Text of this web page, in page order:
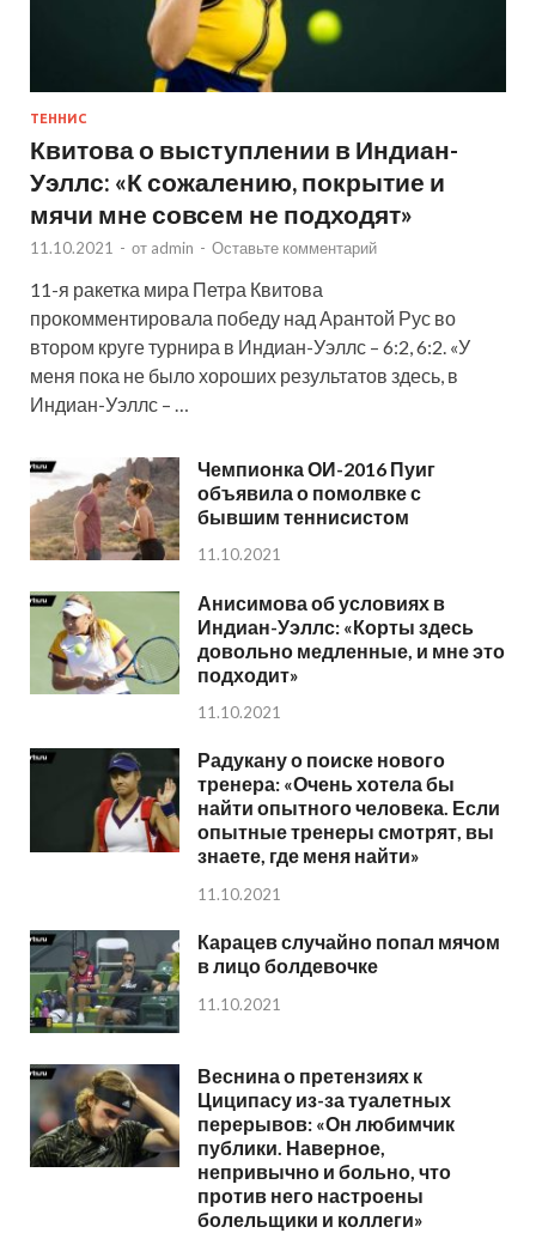
ТЕННИС
Квитова о выступлении в Индиан-
Уэллс: «К сожалению, покрытие и
мячи мне совсем не подходят»
11.10.2021 - от admin - Оставьте комментарий
11-я ракетка мира Петра Квитова
прокомментировала победу над Арантой Рус во
втором круге турнира в Индиан-Уэллс – 6:2, 6:2. «У
меня пока не было хороших результатов здесь, в
Индиан-Уэллс – …
Чемпионка ОИ-2016 Пуиг
объявила о помолвке с
бывшим теннисистом
11.10.2021
Анисимова об условиях в
Индиан-Уэллс: «Корты здесь
довольно медленные, и мне это
подходит»
11.10.2021
Радукану о поиске нового
тренера: «Очень хотела бы
найти опытного человека. Если
опытные тренеры смотрят, вы
знаете, где меня найти»
11.10.2021
Карацев случайно попал мячом
в лицо болдевочке
11.10.2021
Веснина о претензиях к
Циципасу из-за туалетных
перерывов: «Он любимчик
публики. Наверное,
непривычно и больно, что
против него настроены
болельщики и коллеги»